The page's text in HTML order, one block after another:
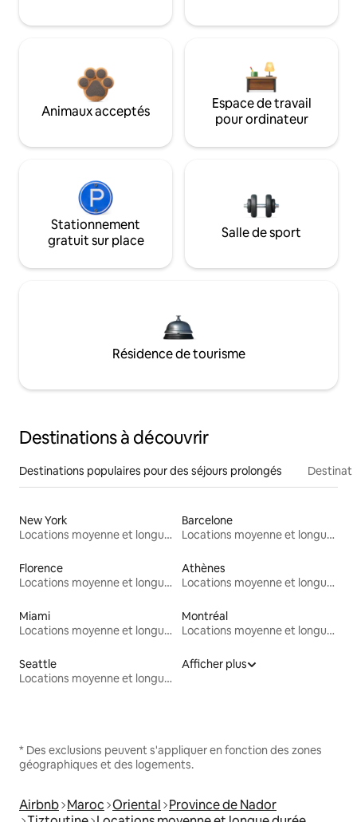
Animaux acceptés
Espace de travail
pour ordinateur
Stationnement
gratuit sur place
Salle de sport
Résidence de tourisme
Destinations à découvrir
Destinations populaires pour des séjours prolongés
New York
Locations moyenne et longue durée
Barcelone
Locations moyenne et longue durée
Florence
Locations moyenne et longue durée
Athènes
Locations moyenne et longue durée
Miami
Locations moyenne et longue durée
Montréal
Locations moyenne et longue durée
Seattle
Locations moyenne et longue durée
Afficher plus
* Des exclusions peuvent s'appliquer en fonction des zones
géographiques et des logements.
Airbnb Maroc Oriental Province de Nador